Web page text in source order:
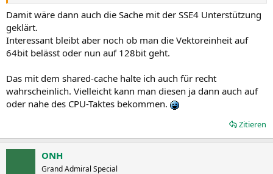
Damit wäre dann auch die Sache mit der SSE4 Unterstützung
geklärt.
Interessant bleibt aber noch ob man die Vektoreinheit auf
64bit belässt oder nun auf 128bit geht.
Das mit dem shared-cache halte ich auch für recht
wahrscheinlich. Vielleicht kann man diesen ja dann auch auf
oder nahe des CPU-Taktes bekommen.
Zitieren
ONH
Grand Admiral Special